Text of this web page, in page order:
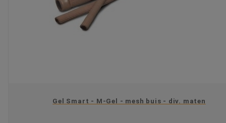
Gel Smart - M-Gel - mesh buis - div. maten